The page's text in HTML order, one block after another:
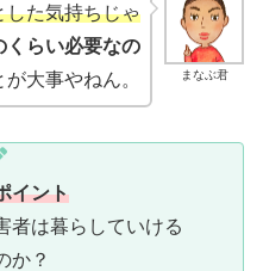
まなぶ君
した気持ちじゃ
くらい必要なの
が大事やねん。
イント
は暮らしていける
か？